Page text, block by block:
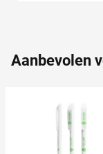
verzameld op
Aanbevolen